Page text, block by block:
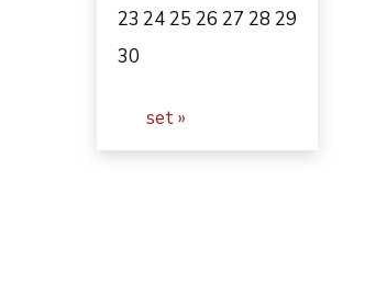
23 24 25 26 27 28 29
30
set »